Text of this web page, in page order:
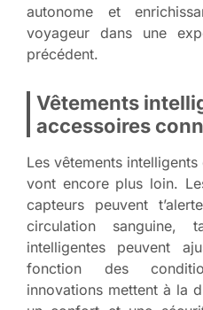
autonome et
voyageur dans une
précédent.
Vêtements
accessoires
Les vêtements
vont encore plus loin.
capteurs peuvent
circulation sanguine,
intelligentes peuvent
fonction des
innovations mettent à la